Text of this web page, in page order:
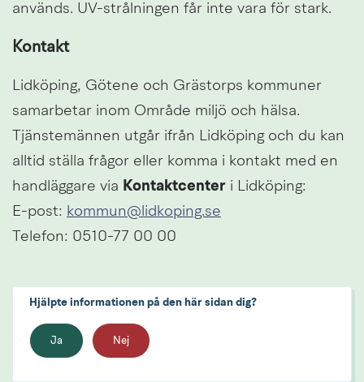
används. UV-strålningen får inte vara för stark.
Kontakt
Lidköping, Götene och Grästorps kommuner
samarbetar inom Område miljö och hälsa.
Tjänstemännen utgår ifrån Lidköping och du kan
alltid ställa frågor eller komma i kontakt med en
handläggare via Kontaktcenter i Lidköping:
E-post: kommun@lidkoping.se
Telefon: 0510-77 00 00
Hjälpte informationen på den här sidan dig?
Ja Nej